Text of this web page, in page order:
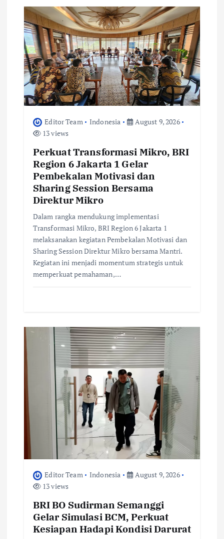
g
a
t
Editor Team Indonesia
August 9, 2026
13 views
Perkuat Transformasi Mikro, BRI
Region 6 Jakarta 1 Gelar
Pembekalan Motivasi dan
Sharing Session Bersama
Direktur Mikro
Dalam rangka mendukung implementasi
Transformasi Mikro, BRI Region 6 Jakarta 1
melaksanakan kegiatan Pembekalan Motivasi dan
Sharing Session Direktur Mikro bersama Mantri.
Kegiatan ini menjadi momentum strategis untuk
memperkuat pemahaman,…
Editor Team Indonesia
August 9, 2026
13 views
BRI BO Sudirman Semanggi
Gelar Simulasi BCM, Perkuat
Kesiapan Hadapi Kondisi Darurat